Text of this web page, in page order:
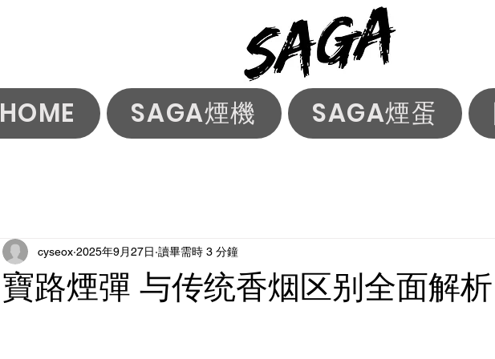
HOME SAGA煙機 SAGA煙蛋
寶路煙彈 与传统香烟区别全面解析
cyseox 2025年9月27日 讀畢需時 3 分鐘